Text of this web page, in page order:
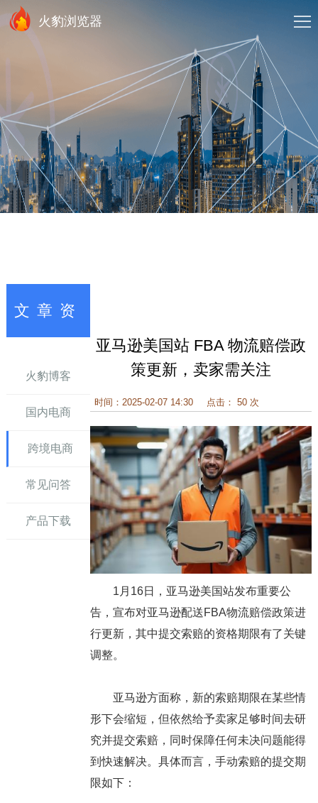
火豹浏览器
文章资
火豹博客
国内电商
跨境电商
常见问答
产品下载
亚马逊美国站 FBA 物流赔偿政
策更新，卖家需关注
时间：2025-02-07 14:30 点击： 50 次
1月16日，亚马逊美国站发布重要公
告，宣布对亚马逊配送FBA物流赔偿政策进
行更新，其中提交索赔的资格期限有了关键
调整。
亚马逊方面称，新的索赔期限在某些情
形下会缩短，但依然给予卖家足够时间去研
究并提交索赔，同时保障任何未决问题能得
到快速解决。具体而言，手动索赔的提交期
限如下：